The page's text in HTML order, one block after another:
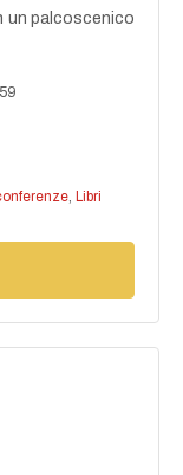
un palcoscenico
, Libri